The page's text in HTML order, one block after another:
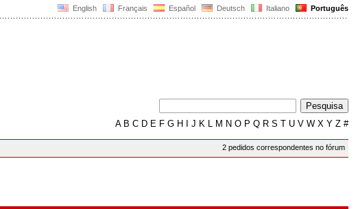
English Français Español Deutsch Italiano Português
AB C D E F G H J K L M N O P Q R S T U V W X Y Z #
2 pedidos correspondentes no fórum